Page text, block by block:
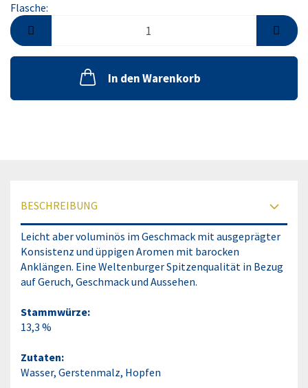
Flasche:
Flasche
In den Warenkorb
BESCHREIBUNG
Leicht aber voluminös im Geschmack mit ausgeprägter
Konsistenz und üppigen Aromen mit barocken
Anklängen. Eine Weltenburger Spitzenqualität in Bezug
auf Geruch, Geschmack und Aussehen.
Stammwürze:
13,3 %
Zutaten:
Wasser, Gerstenmalz, Hopfen